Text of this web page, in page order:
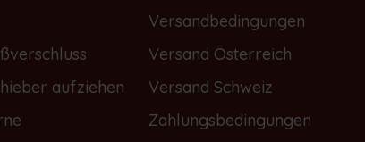
aufziehen
Versandbedingungen
Versand Österreich
Versand Schweiz
Zahlungsbedingungen